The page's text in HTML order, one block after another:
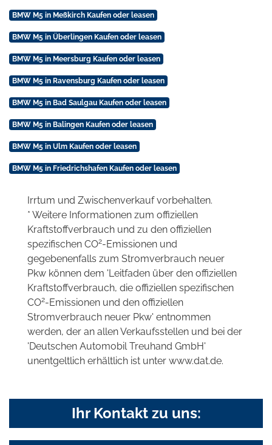
BMW M5 in Meßkirch Kaufen oder leasen
BMW M5 in Überlingen Kaufen oder leasen
BMW M5 in Meersburg Kaufen oder leasen
BMW M5 in Ravensburg Kaufen oder leasen
BMW M5 in Bad Saulgau Kaufen oder leasen
BMW M5 in Balingen Kaufen oder leasen
BMW M5 in Ulm Kaufen oder leasen
BMW M5 in Friedrichshafen Kaufen oder leasen
Irrtum und Zwischenverkauf vorbehalten.
* Weitere Informationen zum offiziellen
Kraftstoffverbrauch und zu den offiziellen
spezifischen CO2-Emissionen und
gegebenenfalls zum Stromverbrauch neuer
Pkw können dem 'Leitfaden über den offiziellen
Kraftstoffverbrauch, die offiziellen spezifischen
CO2-Emissionen und den offiziellen
Stromverbrauch neuer Pkw' entnommen
werden, der an allen Verkaufsstellen und bei der
'Deutschen Automobil Treuhand GmbH'
unentgeltlich erhältlich ist unter www.dat.de.
Ihr Kontakt zu uns: